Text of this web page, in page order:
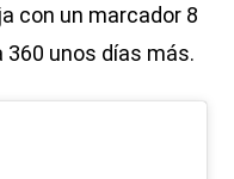
con un marcador 8
360 unos días más.